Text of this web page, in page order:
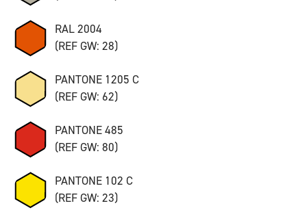
RAL 2004
(REF GW: 28)
PANTONE 1205 C
(REF GW: 62)
PANTONE 485
(REF GW: 80)
PANTONE 102 C
(REF GW: 23)